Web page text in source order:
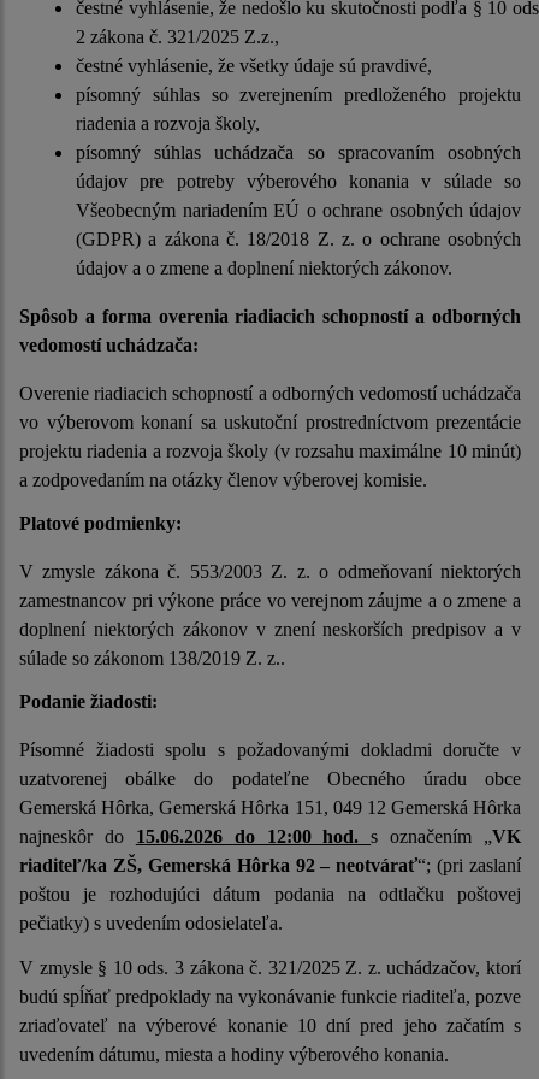
čestné vyhlásenie, že nedošlo ku skutočnosti podľa § 10
2 zákona č. 321/2025 Z.z.,
čestné vyhlásenie, že všetky údaje sú pravdivé,
písomný súhlas so zverejnením predloženého projektu
riadenia a rozvoja školy,
písomný súhlas uchádzača so spracovaním osobných
údajov pre potreby výberového konania v súlade so
Všeobecným nariadením EÚ o ochrane osobných údajov
(GDPR) a zákona č. 18/2018 Z. z. o ochrane osobných
údajov a o zmene a doplnení niektorých zákonov.
Spôsob a forma overenia riadiacich schopností a odborných
vedomostí uchádzača:
Overenie riadiacich schopností a odborných vedomostí uchádzača
vo výberovom konaní sa uskutoční prostredníctvom prezentácie
projektu riadenia a rozvoja školy (v rozsahu maximálne 10 minút)
a zodpovedaním na otázky členov výberovej komisie.
Platové podmienky:
V zmysle zákona č. 553/2003 Z. z. o odmeňovaní niektorých
zamestnancov pri výkone práce vo verejnom záujme a o zmene a
doplnení niektorých zákonov v znení neskorších predpisov a v
súlade so zákonom 138/2019 Z. z..
Podanie žiadosti:
Písomné žiadosti spolu s požadovanými dokladmi doručte v
uzatvorenej obálke do podateľne Obecného úradu obce
Gemerská Hôrka, Gemerská Hôrka 151, 049 12 Gemerská Hôrka
najneskôr do 15.06.2026 do 12:00 hod.s označením „VK
riaditeľ/ka ZŠ, Gemerská Hôrka 92 – neotvárať“; (pri zaslaní
poštou je rozhodujúci dátum podania na odtlačku poštovej
pečiatky) s uvedením odosielateľa.
V zmysle § 10 ods. 3 zákona č. 321/2025 Z. z. uchádzačov, ktorí
budú spĺňať predpoklady na vykonávanie funkcie riaditeľa, pozve
zriaďovateľ na výberové konanie 10 dní pred jeho začatím s
uvedením dátumu, miesta a hodiny výberového konania.